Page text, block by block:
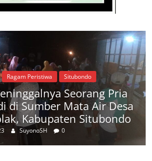
Ragam Peristiwa Situbondo
Seorang Pria
di Sumber Mata Air Desa
Kabupaten Situbondo
SuyonoSH 0